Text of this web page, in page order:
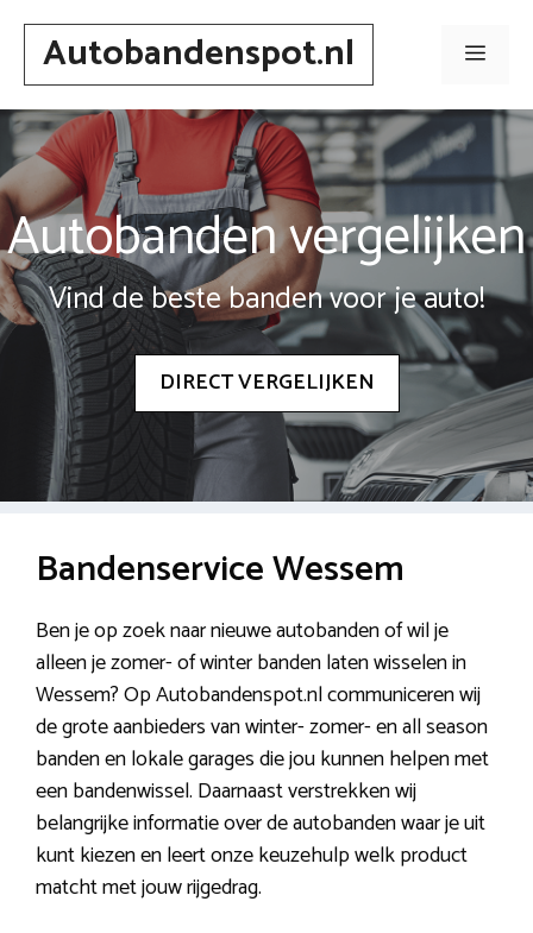
Spring
inhoudAutobandenspot.nl Menu
Autobanden vergelijken
Vind de beste banden voor je auto!
DIRECT VERGELIJKEN
Bandenservice Wessem
Ben je op zoek naar nieuwe autobanden of wil je
alleen je zomer- of winter banden laten wisselen in
Wessem? Op Autobandenspot.nl communiceren wij
de grote aanbieders van winter- zomer- en all season
banden en lokale garages die jou kunnen helpen met
een bandenwissel. Daarnaast verstrekken wij
belangrijke informatie over de autobanden waar je uit
kunt kiezen en leert onze keuzehulp welk product
matcht met jouw rijgedrag.